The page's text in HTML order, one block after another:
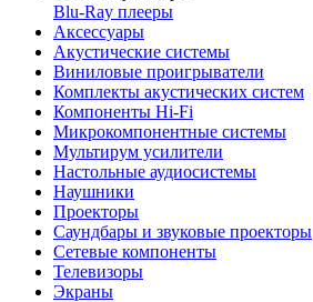
Blu-Ray плееры
Аксессуары
Акустические системы
Виниловые проигрыватели
Комплекты акустических систем
Компоненты Hi-Fi
Микрокомпонентные системы
Мультирум усилители
Настольные аудиосистемы
Наушники
Проекторы
Саундбары и звуковые проекторы
Сетевые компоненты
Телевизоры
Экраны